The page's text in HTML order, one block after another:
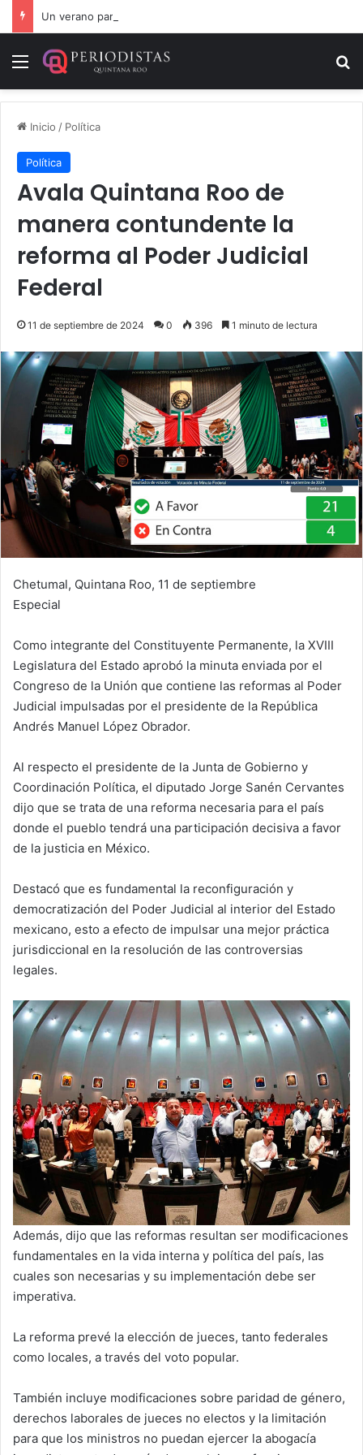
Menú
Inicio / Política
Política
Avala Quintana Roo de
manera contundente la
reforma al Poder Judicial
Federal
11 de septiembre de 2024 0 396 1 minuto de lectura
Chetumal, Quintana Roo, 11 de septiembre
Especial
Como integrante del Constituyente Permanente, la XVIII
Legislatura del Estado aprobó la minuta enviada por el
Congreso de la Unión que contiene las reformas al Poder
Judicial impulsadas por el presidente de la República
Andrés Manuel López Obrador.
Al respecto el presidente de la Junta de Gobierno y
Coordinación Política, el diputado Jorge Sanén Cervantes
dijo que se trata de una reforma necesaria para el país
donde el pueblo tendrá una participación decisiva a favor
de la justicia en México.
Destacó que es fundamental la reconfiguración y
democratización del Poder Judicial al interior del Estado
mexicano, esto a efecto de impulsar una mejor práctica
jurisdiccional en la resolución de las controversias
legales.
Además, dijo que las reformas resultan ser modificaciones
fundamentales en la vida interna y política del país, las
cuales son necesarias y su implementación debe ser
imperativa.
La reforma prevé la elección de jueces, tanto federales
como locales, a través del voto popular.
También incluye modificaciones sobre paridad de género,
derechos laborales de jueces no electos y la limitación
para que los ministros no puedan ejercer la abogacía